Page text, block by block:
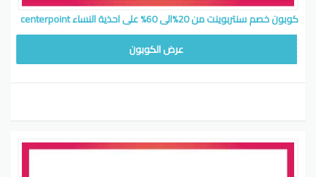
كوبون خصم سنتربوينت من 20%الى 60% على احذية النساء centerpoint
عرض الكوبون